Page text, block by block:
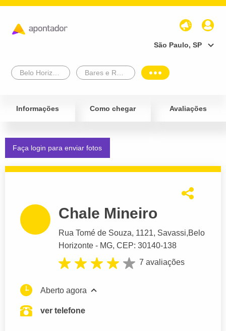
São Paulo, SP
Informações Como chegar Avaliações
Faça login para enviar fotos
Chale Mineiro
Rua Tomé de Souza, 1121, Savassi,Belo
Horizonte - MG, CEP: 30140-138
7 avaliações
Aberto agora
ver telefone